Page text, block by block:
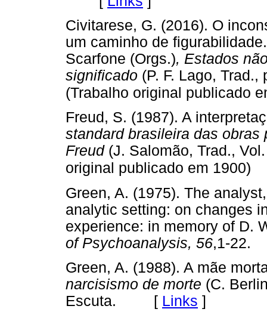
Civitarese, G. (2016). O
um caminho de
Scarfone (Orgs.), Estados
significado (P. F. Lago,
(Trabalho original publicado
Freud, S. (1987). A
standard brasileira das
Freud(J. Salomão, Trad.,
original publicado em 1900)
Green, A. (1975). The
analytic setting: on changes
experience: in memory of D.
of Psychoanalysis, 56,1-
Green, A. (1988). A mãe
narcisismo de morte (C.
Escuta. [ Links ]